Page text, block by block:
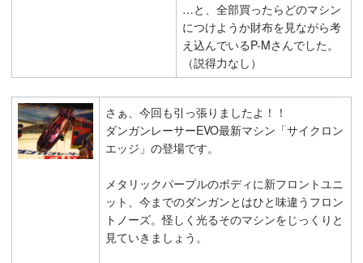
…と、全部買ったらどのマシン
につけようか財布を見ながら考
え込んでいるP-Mさんでした。
（説得力なし）
さぁ、今回も引っ張りましたよ！！
ダンガンレーサーEVO最新マシン「サイクロン
エッジ」の登場です。
メタリックパープルのボディに新フロントユニ
ット、今までのダンガンとはひと味違うフロン
トノーズ。怪しく光るそのマシンをじっくりと
見ていきましょう。